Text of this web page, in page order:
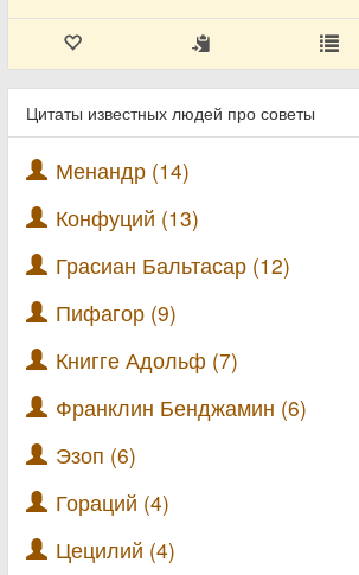
Цитаты известных людей про советы
Менандр (14)
Конфуций (13)
Грасиан Бальтасар (12)
Пифагор (9)
Книгге Адольф (7)
Франклин Бенджамин (6)
Эзоп (6)
Гораций (4)
Цецилий (4)